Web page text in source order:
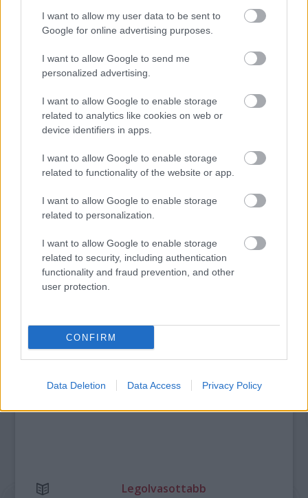
I want to allow my user data to be sent to
Google for online advertising purposes.
I want to allow Google to send me
personalized advertising.
I want to allow Google to enable storage
related to analytics like cookies on web or
device identifiers in apps.
I want to allow Google to enable storage
related to functionality of the website or app.
I want to allow Google to enable storage
related to personalization.
I want to allow Google to enable storage
related to security, including authentication
functionality and fraud prevention, and other
user protection.
CONFIRM
Data Deletion Data Access Privacy Policy
ELSTARTOLT A MŰVÉSZETEK VÖLGYE
AZ EMBERSÉG ÜNNEPE
A bejegyzés trackback címe:
https://kulturpart.hu/api/trackback/id/7870332
A hozzászólások avonatkozó jogszabályokértelmében felhasználói tartalomnak
minősülnek, értük a
szolgáltatás technikai
Legolvasottabb